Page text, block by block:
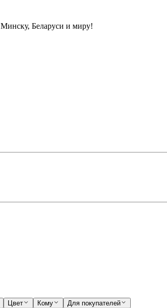
Беларуси и миру!
Цвет Кому
Для покупателей